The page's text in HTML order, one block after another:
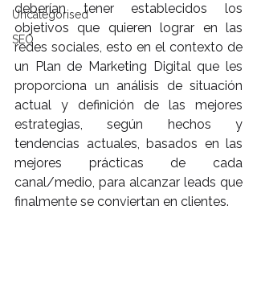
Uncategorised
SEO
deberían tener establecidos los
objetivos que quieren lograr en las
redes sociales, esto en el contexto de
un Plan de Marketing Digital que les
proporciona un análisis de situación
actual y definición de las mejores
estrategias, según hechos y
tendencias actuales, basados en las
mejores prácticas de cada
canal/medio, para alcanzar leads que
finalmente se conviertan en clientes.